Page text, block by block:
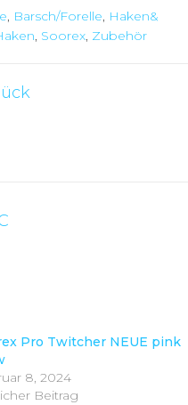
, Barsch/Forelle, Haken&
, Soorex, Zubehör
Pro Twitcher NEUE pink
8, 2024
Beitrag